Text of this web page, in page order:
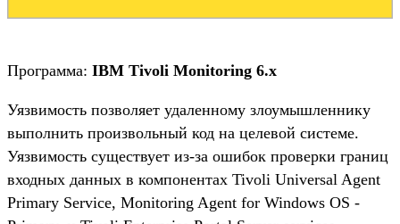
Программа: IBM Tivoli Monitoring 6.x
Уязвимость позволяет удаленному злоумышленнику
выполнить произвольный код на целевой системе.
Уязвимость существует из-за ошибок проверки границ
входных данных в компонентах Tivoli Universal Agent
Primary Service, Monitoring Agent for Windows OS -